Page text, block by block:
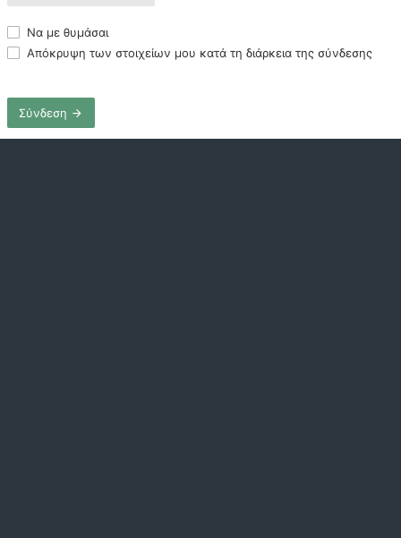
Να με θυμάσαι
Απόκρυψη των στοιχείων μου κατά τη διάρκεια της σύνδεσης
Σύνδεση